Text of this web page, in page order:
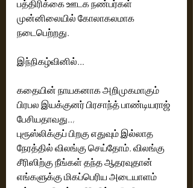
பத்திரிக்கை ஊடக நண்பர்கள்
முன்னிலையில் கோலாகலமாக
நடைபெற்றது.
இந்நிகழ்வினில்…
கதையின் நாயகனாக அறிமுகமாகும்
பிரபல இயக்குனர் பிரசாந்த் பாண்டியராஜ்
பேசியதாவது..,
புரூஸ்லிக்குப் பிறகு எதுவும் இல்லாத
நேரத்தில் விலங்கு செய்தோம். விலங்கு
சீரிஸிற்கு நீங்கள் தந்த ஆதரவுதான்
எங்களுக்கு மிகப்பெரிய அடையாளம்